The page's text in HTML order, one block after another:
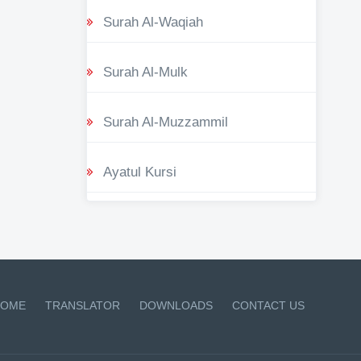
Surah Al-Waqiah
Surah Al-Mulk
Surah Al-Muzzammil
Ayatul Kursi
TRANSLATOR DOWNLOADS CONTACT US